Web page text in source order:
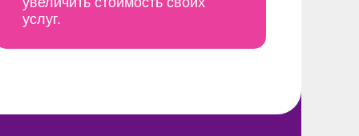
услуг.